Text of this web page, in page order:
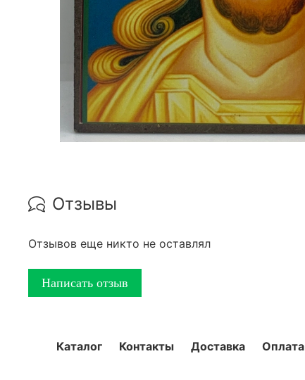
Отзывы
Отзывов еще никто не оставлял
Написать отзыв
Каталог Контакты Доставка Оплата